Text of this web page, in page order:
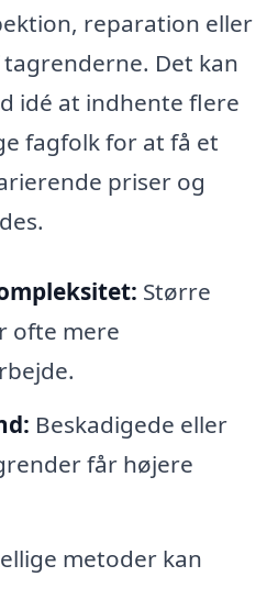
reparation eller
Det kan
idé at indhente flere
fagfolk for at få et
priser og
Større
ofte mere
Beskadigede eller
får højere
metoder kan